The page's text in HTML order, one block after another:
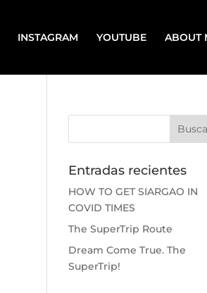
INSTAGRAM YOUTUBE ABOUT
Entradas recientes
HOW TO GET SIARGAO IN
COVID TIMES
The SuperTrip Route
Dream Come True. The
SuperTrip!